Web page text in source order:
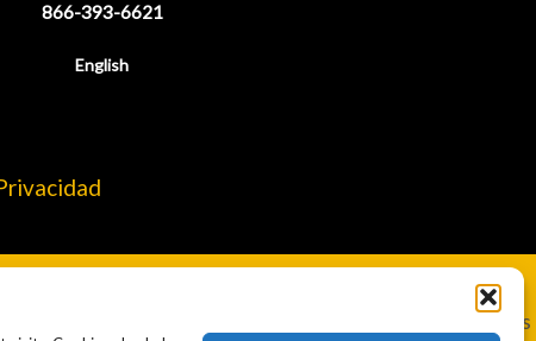
866-393-6621
English
No se garantiza que la calidad de los servicios jurídicos